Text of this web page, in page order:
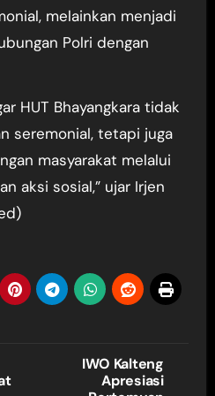
melainkan menjadi
Polri dengan
HUT Bhayangkara tidak
seremonial, tetapi juga
masyarakat melalui
aksi sosial,” ujar Irjen
IWO Kalteng
Apresiasi